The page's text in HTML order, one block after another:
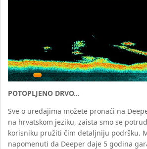
POTOPLJENO DRVO…
Sve o uređajima možete pronaći na
na hrvatskom jeziku, zaista smo se
korisniku pružiti čim detaljniju podršku.
napomenuti da Deeper daje 5 godina